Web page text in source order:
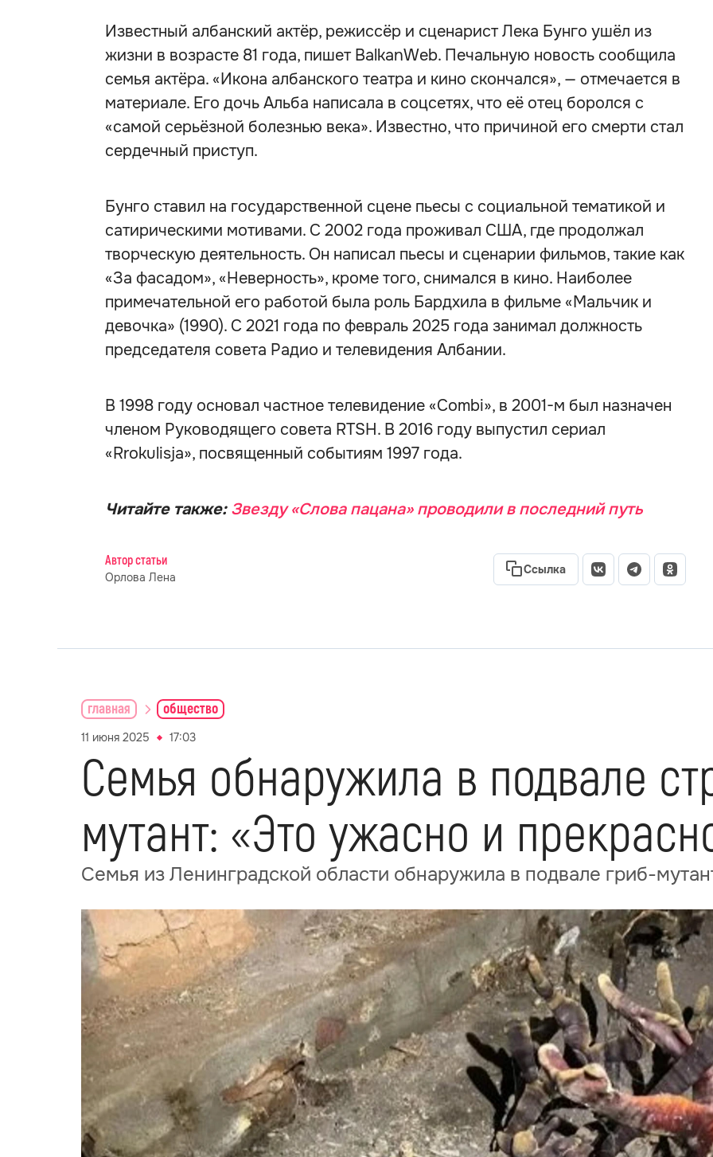
Известный албанский актёр, режиссёр и сценарист Лека Бунго ушёл из
жизни в возрасте 81 года, пишет BalkanWeb. Печальную новость сообщила
семья актёра. «Икона албанского театра и кино скончался», — отмечается в
материале. Его дочь Альба написала в соцсетях, что её отец боролся с
«самой серьёзной болезнью века». Известно, что причиной его смерти стал
сердечный приступ.
Бунго ставил на государственной сцене пьесы с социальной тематикой и
сатирическими мотивами. С 2002 года проживал США, где продолжал
творческую деятельность. Он написал пьесы и сценарии фильмов, такие как
«За фасадом», «Неверность», кроме того, снимался в кино. Наиболее
примечательной его работой была роль Бардхила в фильме «Мальчик и
девочка» (1990). С 2021 года по февраль 2025 года занимал должность
председателя совета Радио и телевидения Албании.
В 1998 году основал частное телевидение «Combi», в 2001-м был назначен
членом Руководящего совета RTSH. В 2016 году выпустил сериал
«Rrokulisja», посвященный событиям 1997 года.
Читайте также: Звезду «Слова пацана» проводили в последний путь
Автор статьи
Орлова Лена
Ссылка
главная общество
11 июня 2025 17:03
Семья обнаружила в подвале
мутант: «Это ужасно и
Семья из Ленинградской области обнаружила в подвале гриб-